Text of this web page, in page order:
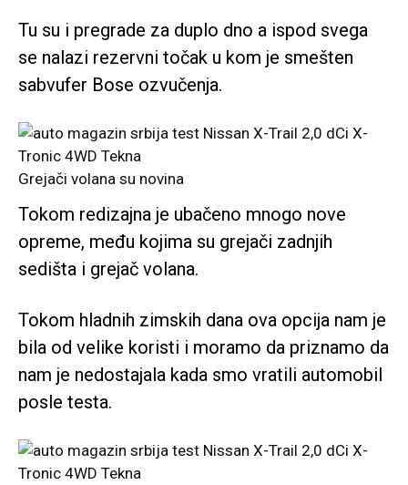
Tu su i pregrade za duplo dno a ispod svega
se nalazi rezervni točak u kom je smešten
sabvufer Bose ozvučenja.
Grejači volana su novina
Tokom redizajna je ubačeno mnogo nove
opreme, među kojima su grejači zadnjih
sedišta i grejač volana.
Tokom hladnih zimskih dana ova opcija nam je
bila od velike koristi i moramo da priznamo da
nam je nedostajala kada smo vratili automobil
posle testa.